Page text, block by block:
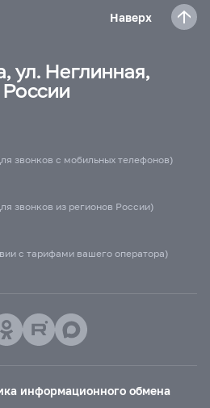
Наверх
ул. Неглинная,
звонков с мобильных телефонов)
звонков из регионов России)
с тарифами вашего оператора)
информационного обмена